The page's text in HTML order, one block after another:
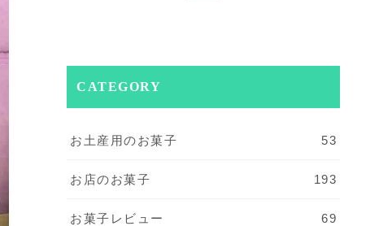
CATEGORY
お土産用のお菓子 53
お店のお菓子 193
お菓子レビュー 69